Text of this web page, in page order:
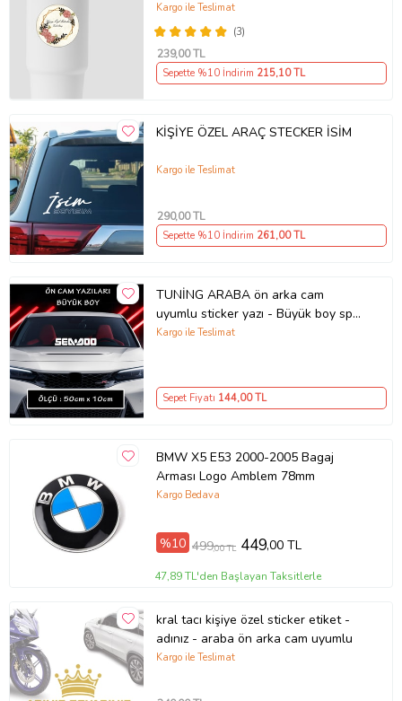
Ürün Kodu:kcm56386961
Gönderim Yapılmaktadır)
(3)
Kargo ile Teslimat
239,00 TL
Sepette %10 İndirim 215,10 TL
KİŞİYE ÖZEL ARAÇ STECKER İSİM
Kargo ile Teslimat
290,00 TL
Sepette %10 İndirim 261,00 TL
TUNİNG ARABA ön arka cam
uyumlu sticker yazı - Büyük boy spor
tuning modifiye etiket
Kargo ile Teslimat
Sepet Fiyatı 144,00 TL
BMW X5 E53 2000-2005 Bagaj
Arması Logo Amblem 78mm
Kargo Bedava
%10 499,00 TL 449,00 TL
47,89 TL'den Başlayan Taksitlerle
kral tacı kişiye özel sticker etiket -
adınız - araba ön arka cam uyumlu
Kargo ile Teslimat